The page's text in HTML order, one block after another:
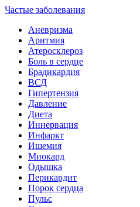
Частые заболевания
Аневризма
Аритмия
Атеросклероз
Боль в сердце
Брадикардия
ВСД
Гипертензия
Давление
Диета
Иннервация
Инфаркт
Ишемия
Миокард
Одышка
Перикардит
Порок сердца
Пульс